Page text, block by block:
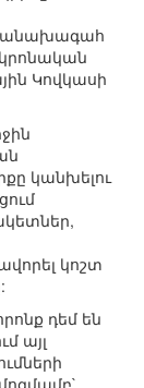
Կովկասի
կանխելու
կոշտ
դեմ են
այլ